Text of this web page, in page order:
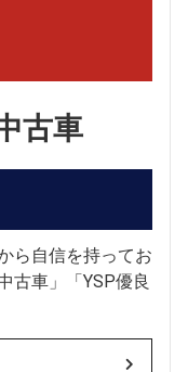
古車
ら自信を持ってお
古車」「YSP優良